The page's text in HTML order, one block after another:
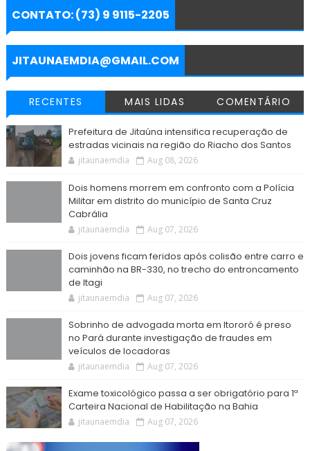
e
b
o
k
t
e
r
s
p
p
g
a
m
e
g
e
r
CONTATO: (73) 9 9115-2205
JITAUNAEMDIA@GMAIL.COM
RECENTES MAIS LIDAS COMENTÁRIO
Prefeitura de Jitaúna intensifica recuperação de
estradas vicinais na região do Riacho dos Santos
jitaunaemdia Aug 08, 2026
Dois homens morrem em confronto com a Polícia
Militar em distrito do município de Santa Cruz
Cabrália
jitaunaemdia Aug 07, 2026
Dois jovens ficam feridos após colisão entre carro e
caminhão na BR-330, no trecho do entroncamento
de Itagi
jitaunaemdia Aug 07, 2026
Sobrinho de advogada morta em Itororó é preso
no Pará durante investigação de fraudes em
veículos de locadoras
jitaunaemdia Aug 07, 2026
Exame toxicológico passa a ser obrigatório para 1ª
Carteira Nacional de Habilitação na Bahia
jitaunaemdia Aug 07, 2026